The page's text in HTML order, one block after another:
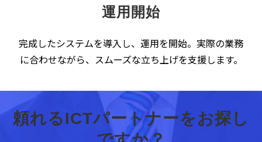
運用開始
完成したシステムを導入し、運用を開始。実際の業務
に合わせながら、スムーズな立ち上げを支援します。
頼れるICTパートナーをお探し